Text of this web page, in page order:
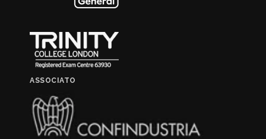
ASSOCIATO